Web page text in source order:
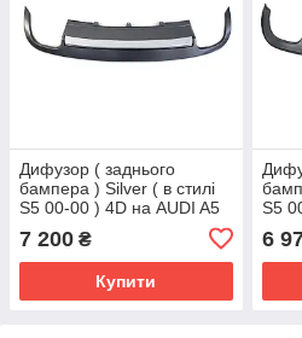
Дифузор ( заднього
бампера ) Silver ( в стилі
S5 00-00 ) 4D на AUDI A5
7 200 ₴
Купити
S5
6